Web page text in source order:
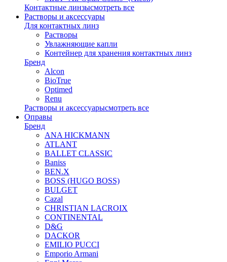
Контактные линзысмотреть все
Растворы и аксессуары
Для контактных линз
Растворы
Увлажняющие капли
Контейнер для хранения контактных линз
Бренд
Alcon
BioTrue
Optimed
Renu
Растворы и аксессуарысмотреть все
Оправы
Бренд
ANA HICKMANN
ATLANT
BALLET CLASSIC
Baniss
BEN.X
BOSS (HUGO BOSS)
BULGET
Cazal
CHRISTIAN LACROIX
CONTINENTAL
D&G
DACKOR
EMILIO PUCCI
Emporio Armani